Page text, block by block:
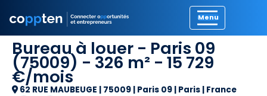
Bureau à louer - Paris 09
(75009) - 326 m² - 15 729
€/mois
62 RUE MAUBEUGE | 75009 | Paris 09 | Paris | France